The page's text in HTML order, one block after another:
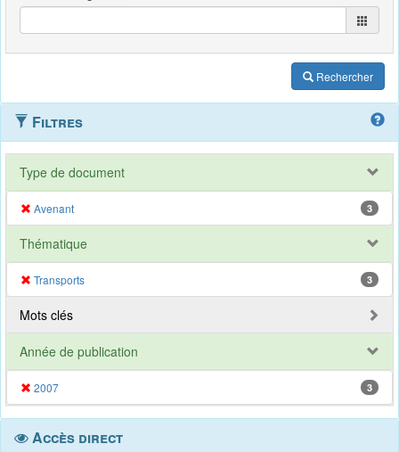
Rechercher
Filtres
Type de document
Avenant 3
Thématique
Transports 3
Mots clés
Année de publication
2007 3
Accès direct